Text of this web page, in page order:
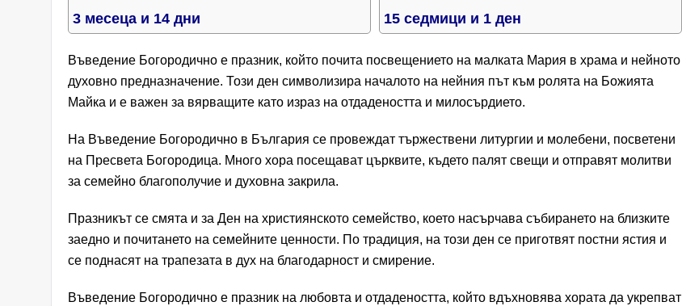
3 месеца и 14 дни 15 седмици и 1 ден
Въведение Богородично е празник, който почита посвещението на малката Мария в храма и нейното
духовно предназначение. Този ден символизира началото на нейния път към ролята на Божията
Майка и е важен за вярващите като израз на отдадеността и милосърдието.
На Въведение Богородично в България се провеждат тържествени литургии и молебени, посветени
на Пресвета Богородица. Много хора посещават църквите, където палят свещи и отправят молитви
за семейно благополучие и духовна закрила.
Празникът се смята и за Ден на християнското семейство, което насърчава събирането на близките
заедно и почитането на семейните ценности. По традиция, на този ден се приготвят постни ястия и
се поднасят на трапезата в дух на благодарност и смирение.
Въведение Богородично е празник на любовта и отдадеността, който вдъхновява хората да укрепват